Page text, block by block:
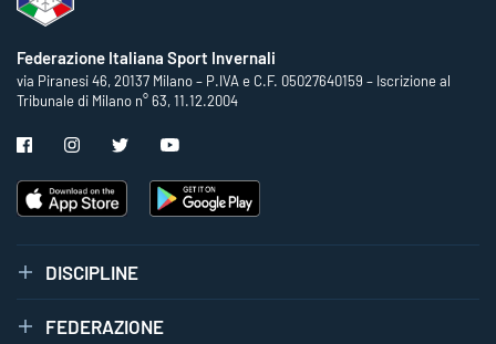
Federazione Italiana Sport Invernali
via Piranesi 46, 20137 Milano – P.IVA e C.F. 05027640159 – Iscrizione al
Tribunale di Milano n° 63, 11.12.2004
DISCIPLINE
FEDERAZIONE